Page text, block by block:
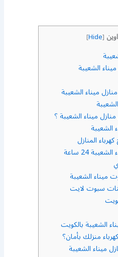
[
Hide
]
الشعيبة
ميناء الشعيبة
ميناء الشعيبة ؟
الشعيبة
المنازل
24 ساعة
ميناء الشعيبة
سبوت لايت
الشعيبة بالكويت
منزلك بأمان؟
ميناء الشعيبة